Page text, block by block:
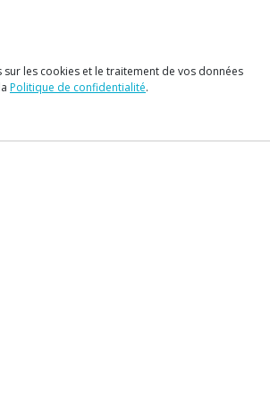
les cookies et le traitement de vos données
Politique de confidentialité.